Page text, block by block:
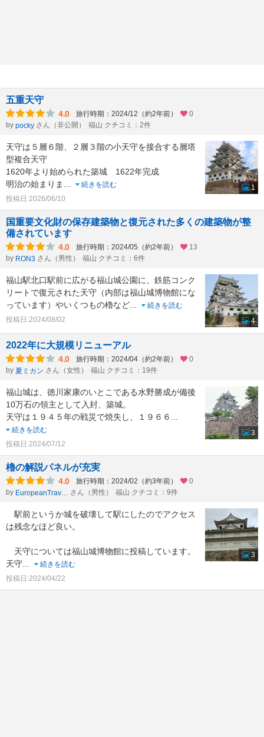
五重天守
4.0 旅行時期：2024/12（約2年前）
0
by pocky さん（非公開） 福山 クチコミ：2件
天守は５層６階、２層３階の小天守を接合する層塔
型複合天守
1620年より始められた築城 1622年完成
明治の始まりま
続きを読む
投稿日:2026/06/10
1
国重要文化財の保存建築物と復元された多くの建築物が整
備されています
4.0 旅行時期：2024/05（約2年前）
13
by RON3 さん（男性） 福山 クチコミ：6件
福山駅北口駅前に広がる福山城公園に、鉄筋コンク
リートで復元された天守（内部は福山城博物館にな
っています）やいくつもの櫓など
続きを読む
投稿日:2024/08/02
4
2022年に大規模リニューアル
4.0 旅行時期：2024/04（約2年前）
0
by 夏ミカン さん（女性） 福山 クチコミ：19件
福山城は、徳川家康のいとこである水野勝成が備後
10万石の領主として入封、築城。
天守は１９４５年の戦災で焼失し、１９６６
続きを読む
投稿日:2024/07/12
3
櫓の解説パネルが充実
4.0 旅行時期：2024/02（約3年前）
0
by
EuropeanTraveler さん（男性） 福山 クチコミ：9件
駅前というか城を破壊して駅にしたのでアクセス
は残念なほど良い。
天守については福山城博物館に投稿しています。
天守
続きを読む
投稿日:2024/04/22
3